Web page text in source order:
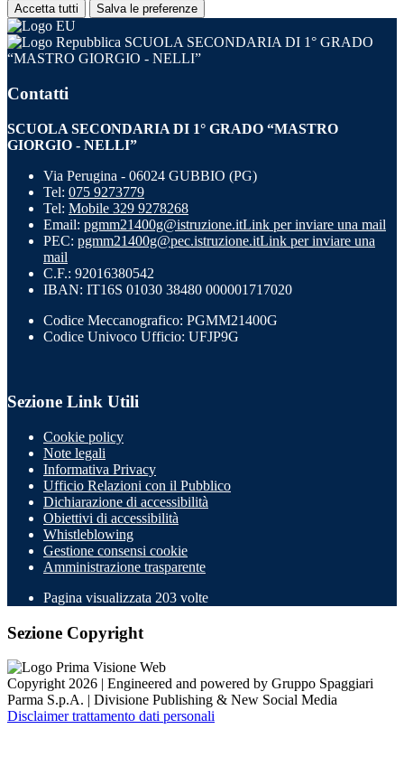
Accetta tutti Salva le preferenze
SCUOLA SECONDARIA DI 1° GRADO
“MASTRO GIORGIO - NELLI”
Contatti
SCUOLA SECONDARIA DI 1° GRADO “MASTRO
GIORGIO - NELLI”
Via Perugina - 06024 GUBBIO (PG)
Tel: 075 9273779
Tel: Mobile 329 9278268
Email: pgmm21400g@istruzione.itLink per inviare una mail
PEC: pgmm21400g@pec.istruzione.itLink per inviare una
mail
C.F.: 92016380542
IBAN: IT16S 01030 38480 000001717020
Codice Meccanografico: PGMM21400G
Codice Univoco Ufficio: UFJP9G
Sezione Link Utili
Cookie policy
Note legali
Informativa Privacy
Ufficio Relazioni con il Pubblico
Dichiarazione di accessibilità
Obiettivi di accessibilità
Whistleblowing
Gestione consensi cookie
Amministrazione trasparente
Pagina visualizzata 203 volte
Sezione Copyright
Copyright 2026 | Engineered and powered by Gruppo Spaggiari
Parma S.p.A. | Divisione Publishing & New Social Media
Disclaimer trattamento dati personali